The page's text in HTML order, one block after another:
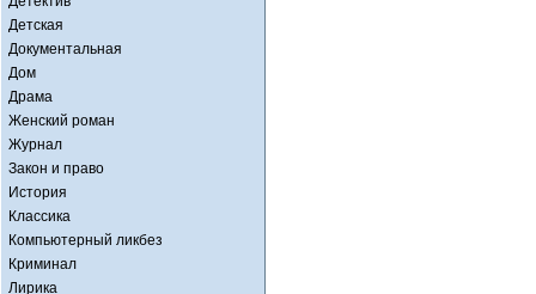
Детская
Документальная
Дом
Драма
Женский роман
Журнал
Закон и право
История
Классика
Компьютерный ликбез
Криминал
Лирика